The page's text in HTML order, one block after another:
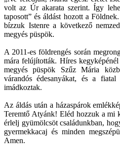
volt az Úr akarata szerint. Így
taposott” és áldást hozott a
bízzuk Istenre a következő
megyés püspök.
A 2011-es földrengés során
mára felújították. Híres
megyés püspök Szűz Mária
várandós édesanyákat, és a
imádkoztak.
Az áldás után a házaspárok
Teremtő Atyánk! Eléd hozzuk a mi
érlelj gyümölcsöt családunkban,
gyermekkacaj és minden
Amen.